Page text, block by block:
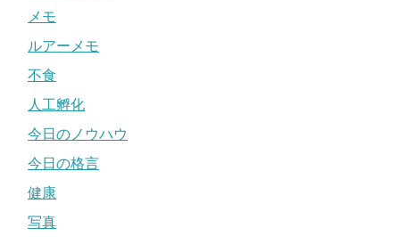
メモ
ルアーメモ
不食
人工孵化
今日のノウハウ
今日の格言
健康
写真